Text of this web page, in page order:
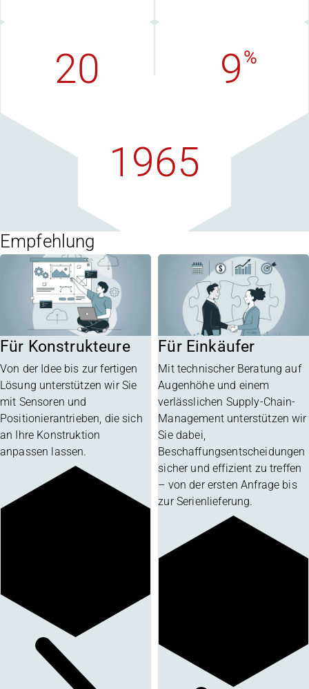
20 9%
1965
Empfehlung
Für Konstrukteure
Von der Idee bis zur fertigen
Lösung unterstützen wir Sie
mit Sensoren und
Positionierantrieben, die sich
an Ihre Konstruktion
anpassen lassen.
Für Einkäufer
Mit technischer Beratung auf
Augenhöhe und einem
verlässlichen Supply-Chain-
Management unterstützen wir
Sie dabei,
Beschaffungsentscheidungen
sicher und effizient zu treffen
– von der ersten Anfrage bis
zur Serienlieferung.